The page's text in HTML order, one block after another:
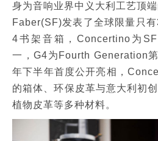
身为音响业界中义大利工艺顶
Faber(SF)发表了全球限量只
4书架音箱，Concertino为
一，G4为Fourth Generation
年下半年首度公开亮相，
的箱体、环保皮革与意大利初
植物皮革等多种材料。